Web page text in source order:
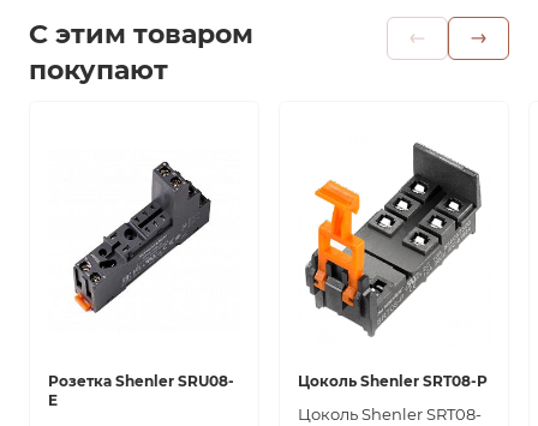
С этим товаром
покупают
Розетка Shenler SRU08-
E
Цоколь Shenler SRT08-P
Цоколь Shenler SRT08-